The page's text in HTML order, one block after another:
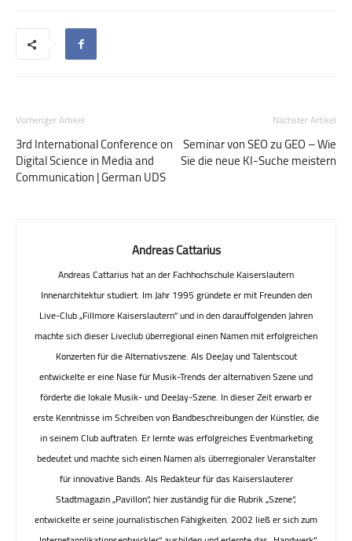
Vorheriger Artikel
3rd International Conference on
Digital Science in Media and
Communication | German UDS
Nächster Artikel
Seminar von SEO zu GEO – Wie
Sie die neue KI-Suche meistern
Andreas Cattarius
Andreas Cattarius hat an der Fachhochschule Kaiserslautern
Innenarchitektur studiert. Im Jahr 1995 gründete er mit Freunden den
Live-Club „Fillmore Kaiserslautern“ und in den darauffolgenden Jahren
machte sich dieser Liveclub überregional einen Namen mit erfolgreichen
Konzerten für die Alternativszene. Als DeeJay und Talentscout
entwickelte er eine Nase für Musik-Trends der alternativen Szene und
förderte die lokale Musik- und DeeJay-Szene. In dieser Zeit erwarb er
erste Kenntnisse im Schreiben von Bandbeschreibungen der Künstler, die
in seinem Club auftraten. Er lernte was erfolgreiches Eventmarketing
bedeutet und machte sich einen Namen als überregionaler Veranstalter
für innovative Bands. Als Redakteur für das Kaiserslauterer
Stadtmagazin „Pavillon“, hier zuständig für die Rubrik „Szene“,
entwickelte er seine journalistischen Fähigkeiten. 2002 ließ er sich zum